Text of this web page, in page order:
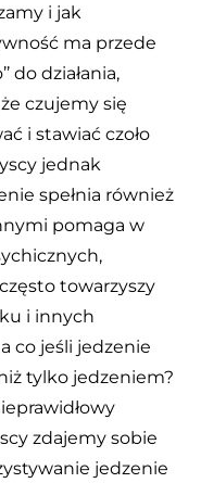
i jak
ma przede
do działania,
czujemy się
i stawiać czoło
jednak
spełnia również
pomaga w
towarzyszy
i innych
co jeśli jedzenie
tylko jedzeniem?
zdajemy sobie
jedzenie